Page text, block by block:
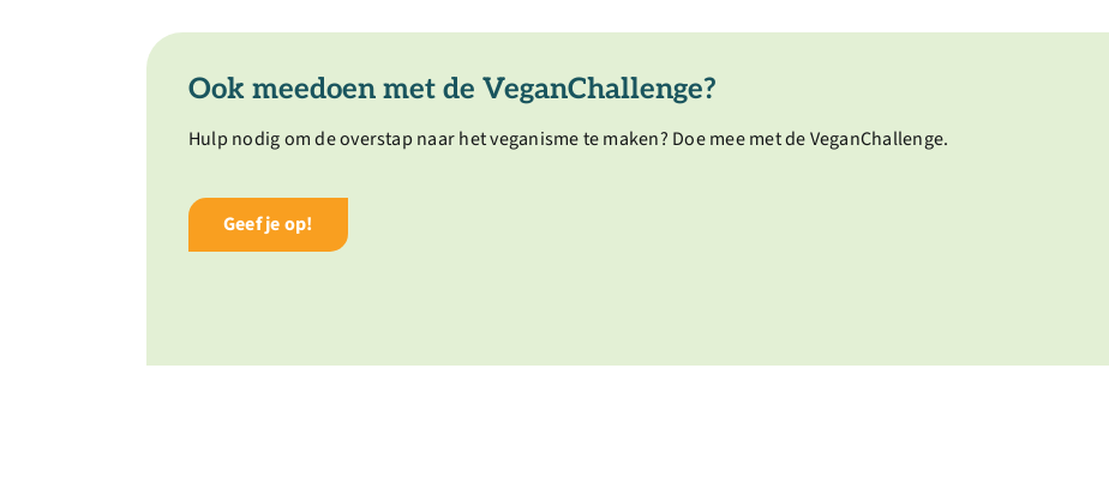
Ook meedoen met de VeganChallenge?
Hulp nodig om de overstap naar het veganisme te maken? Doe mee met de VeganChallenge.
Geef je op!